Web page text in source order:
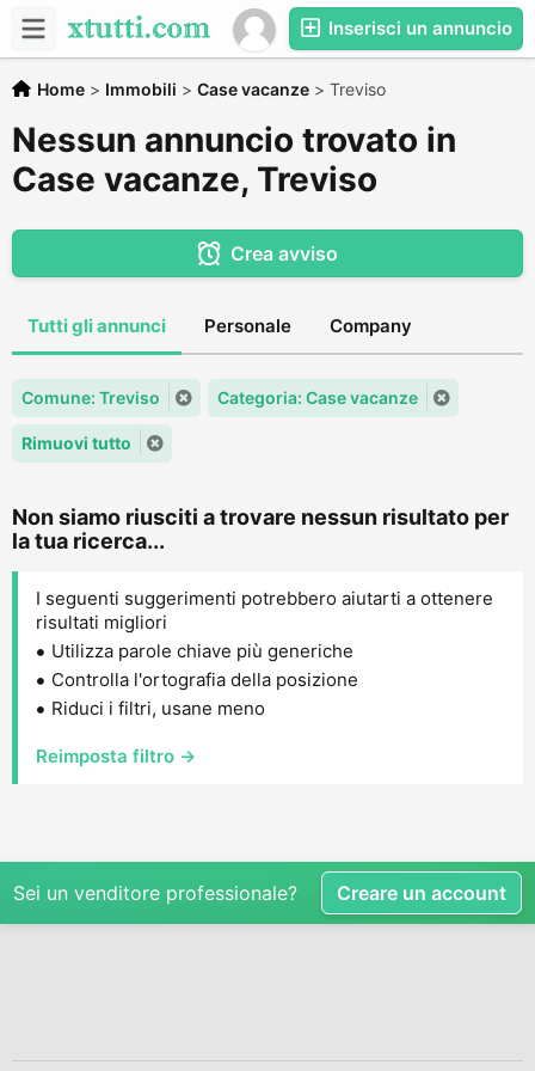
Inserisci un annuncio
Home > Immobili > Case vacanze > Treviso
Nessun annuncio trovato in
Case vacanze, Treviso
Crea avviso
Tutti gli annunci Personale Company
Comune: Treviso Categoria: Case vacanze
Rimuovi tutto
Non siamo riusciti a trovare nessun risultato per
la tua ricerca...
I seguenti suggerimenti potrebbero aiutarti a ottenere
risultati migliori
Utilizza parole chiave più generiche
Controlla l'ortografia della posizione
Riduci i filtri, usane meno
Reimposta filtro →
Sei un venditore professionale? Creare un account